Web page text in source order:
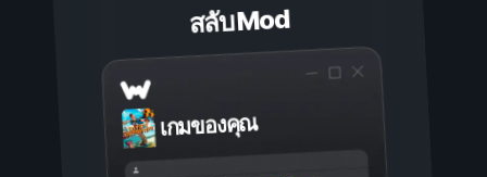
สลับ Mod
เกมของคุณ